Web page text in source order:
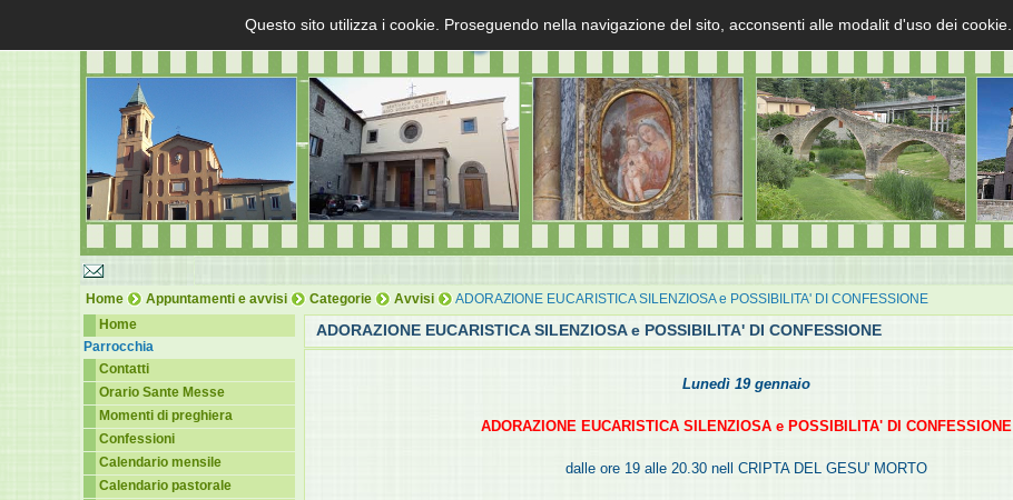
Home Appuntamenti e avvisi Categorie Avvisi
ADORAZIONE EUCARISTICA SILENZIOSA e POSSIBILITA' DI CONFESSIONE
Home
Parrocchia
Contatti
Orario Sante Messe
Momenti di preghiera
Confessioni
Calendario mensile
Calendario pastorale
ADORAZIONE EUCARISTICA SILENZIOSA e POSSIBILITA' DI CONFESSIONE
Lunedì 19 gennaio
ADORAZIONE EUCARISTICA SILENZIOSA e POSSIBILITA' DI CONFESSIONE
dalle ore 19 alle 20.30 nell CRIPTA DEL GESU' MORTO
Questo sito utilizza i cookie. Proseguendo nella navigazione del sito, acconsenti alle modalit d'uso dei cookie.